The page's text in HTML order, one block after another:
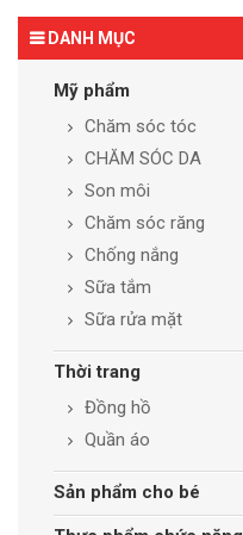
DANH MỤC
Mỹ phẩm
Chăm sóc tóc
CHĂM SÓC DA
Son môi
Chăm sóc răng
Chống nắng
Sữa tắm
Sữa rửa mặt
Thời trang
Đồng hồ
Quần áo
Sản phẩm cho bé